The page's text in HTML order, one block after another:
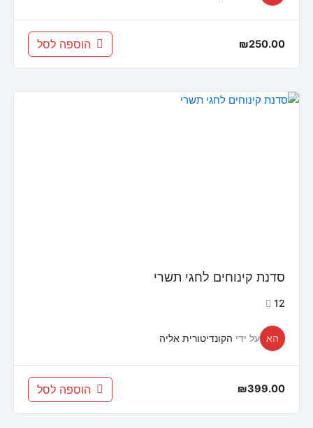
₪250.00 הוספה לסל
סדנת קינוחים לחגי תשרי
12
הא על ידי הקונדיטורית אליה
₪399.00 הוספה לסל